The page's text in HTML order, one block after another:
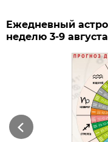
Ежедневный
неделю 3-9
Previous